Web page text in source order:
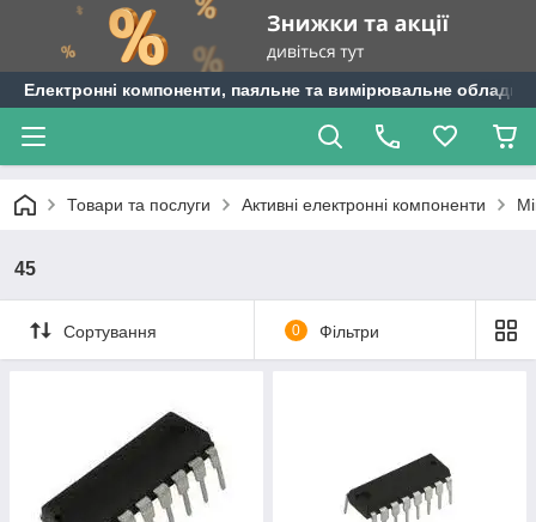
Електронні компоненти, паяльне та вимірювальне
Товари та послуги Активні електронні компоненти
45
Сортування 0 Фільтри